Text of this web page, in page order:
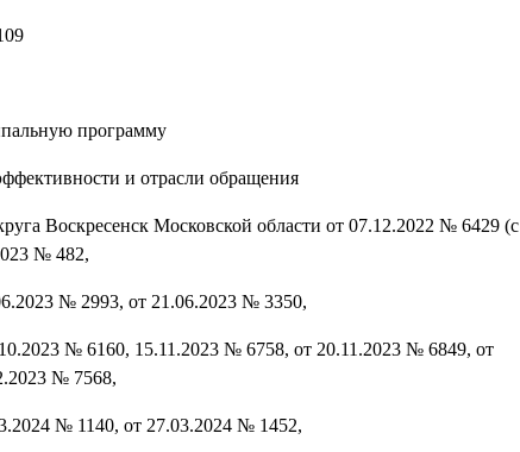
программу
и отрасли обращения
Воскресенск Московской области от 07.12.2022 № 6429 (с
№ 482,
№ 2993, от 21.06.2023 № 3350,
№ 6160, 15.11.2023 № 6758, от 20.11.2023 № 6849, от
№ 7568,
№ 1140, от 27.03.2024 № 1452,